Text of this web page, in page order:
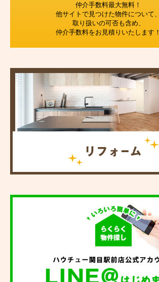
仲介手数料最大無料！
他サイトで見つけた物件について、
取り扱いの可否も含め、
仲介手数料をお見積りいたします！